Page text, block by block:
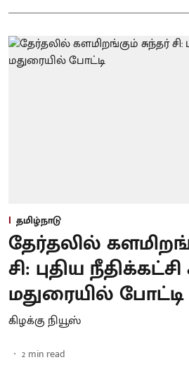
தமிழ்நாடு
தேர்தலில்
சி: புதிய
மதுரையில் போட்டி |
கிழக்கு நியூஸ்
2 min read